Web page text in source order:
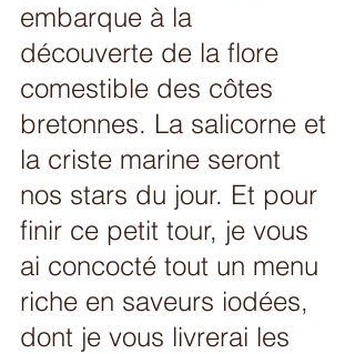
embarque à la
découverte de la flore
comestible des côtes
bretonnes. La salicorne et
la criste marine seront
nos stars du jour. Et pour
finir ce petit tour, je vous
ai concocté tout un menu
riche en saveurs iodées,
dont je vous livrerai les